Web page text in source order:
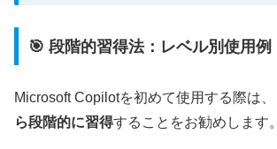
🎯 段階的習得法：レベル別使用例
Microsoft Copilotを初めて使用する際は、
ら段階的に習得することをお勧めします。